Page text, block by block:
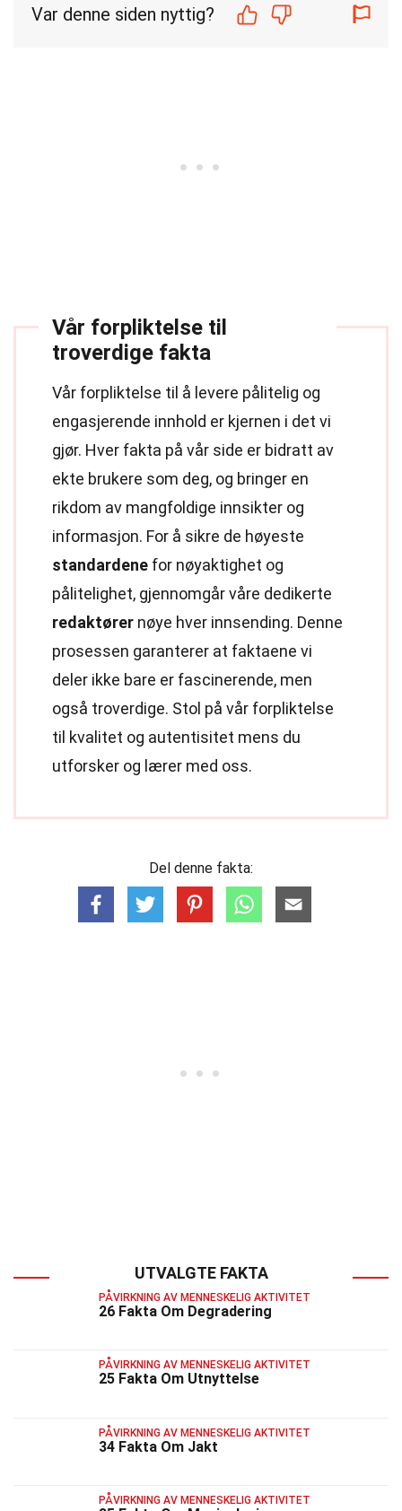
Var denne siden nyttig?
Vår forpliktelse til
troverdige fakta
Vår forpliktelse til å levere pålitelig og
engasjerende innhold er kjernen i det vi
gjør. Hver fakta på vår side er bidratt av
ekte brukere som deg, og bringer en
rikdom av mangfoldige innsikter og
informasjon. For å sikre de høyeste
standardene for nøyaktighet og
pålitelighet, gjennomgår våre dedikerte
redaktører nøye hver innsending. Denne
prosessen garanterer at faktaene vi
deler ikke bare er fascinerende, men
også troverdige. Stol på vår forpliktelse
til kvalitet og autentisitet mens du
utforsker og lærer med oss.
Del denne fakta:
UTVALGTE FAKTA
PÅVIRKNING AV MENNESKELIG AKTIVITET
26 Fakta Om Degradering
PÅVIRKNING AV MENNESKELIG AKTIVITET
25 Fakta Om Utnyttelse
PÅVIRKNING AV MENNESKELIG AKTIVITET
34 Fakta Om Jakt
PÅVIRKNING AV MENNESKELIG AKTIVITET